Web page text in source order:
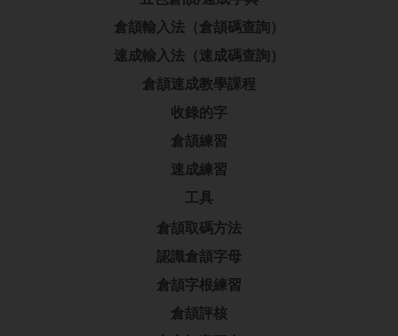
倉頡輸入法（倉頡碼查詢）
速成輸入法（速成碼查詢）
倉頡速成教學課程
收錄的字
倉頡練習
速成練習
工具
倉頡取碼方法
認識倉頡字母
倉頡字根練習
倉頡評核